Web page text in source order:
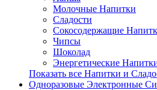
Молочные Напитки
Сладости
Сокосодержащие
Чипсы
Шоколад
Энергетические
Показать все Напитки и
Одноразовые Электронные